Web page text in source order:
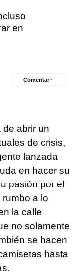
en
Comentar ·
de abrir un
de crisis,
lanzada
en hacer su
pasión por el
a lo
la calle
no solamente
se hacen
hasta